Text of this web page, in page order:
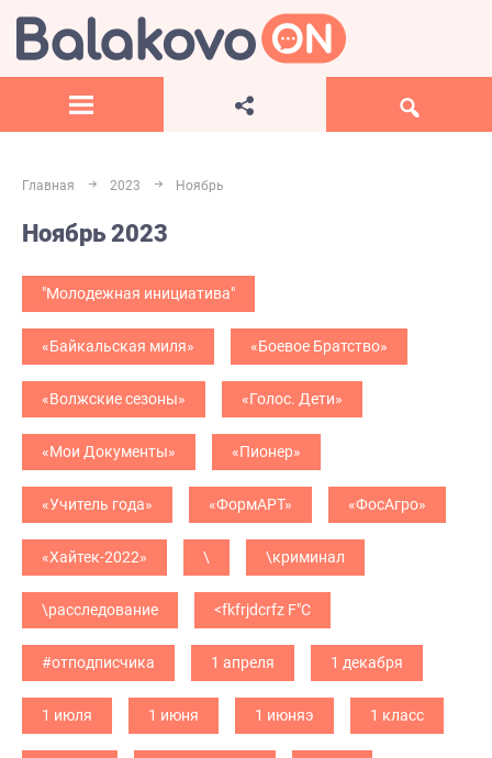
Главная 2023 Ноябрь
Ноябрь 2023
"Молодежная инициатива"
«Байкальская миля» «Боевое Братство»
«Волжские сезоны» «Голос. Дети»
«Мои Документы» «Пионер»
«Учитель года» «ФормАРТ» «ФосАгро»
«Хайтек-2022» \ \криминал
\расследование <fkfrjdcrfz F"C
#отподписчика 1 апреля 1 декабря
1 июля 1 июня 1 июняэ 1 класс